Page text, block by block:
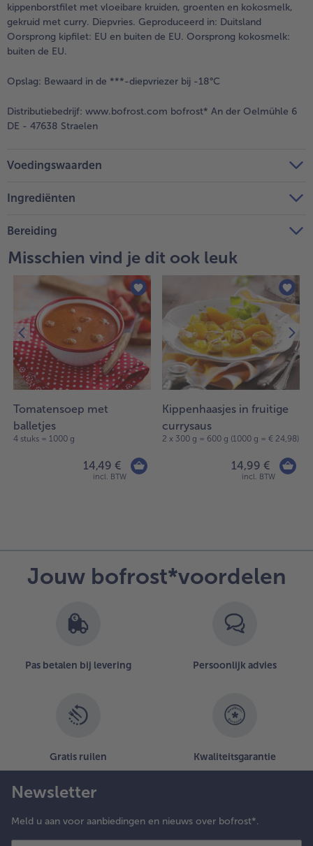
kippenborstfilet met vloeibare kruiden, groenten en kokosmelk,
gekruid met curry. Diepvries. Geproduceerd in: Duitsland
Oorsprong kipfilet: EU en buiten de EU. Oorsprong kokosmelk:
buiten de EU.
Opslag: Bewaard in de ***-diepvriezer bij -18°C
Distributiebedrijf: www.bofrost.com bofrost* An der Oelmühle 6
DE - 47638 Straelen
Voedingswaarden
Ingrediënten
Bereiding
Misschien vind je dit ook leuk
Tomatensoep met
balletjes
4 stuks = 1000 g
14,49 €
incl. BTW
Kippenhaasjes in fruitige
currysaus
2 x 300 g = 600 g (1000 g = € 24,98)
14,99 €
incl. BTW
Jouw bofrost*voordelen
Pas betalen bij levering Persoonlijk advies
Gratis ruilen Kwaliteitsgarantie
Newsletter
Meld u aan voor aanbiedingen en nieuws over bofrost*.